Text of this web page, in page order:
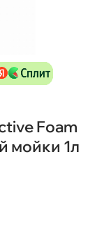
Foam
мойки 1л